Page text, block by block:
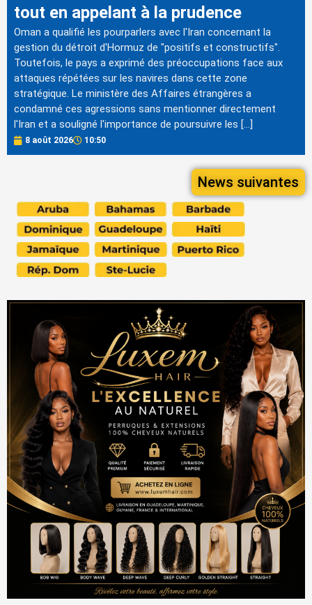
tout en appelant à la prudence
Oman a qualifié les pourparlers avec l'Iran concernant la
gestion du détroit d'Hormuz de "positifs et constructifs".
Toutefois, le pays a exprimé des préoccupations face aux
attaques répétées sur les navires dans cette zone
stratégique. Le ministère des Affaires étrangères a
condamné ces agressions sans mentionner directement
l'Iran et a souligné l'importance de poursuivre les […]
8 août 2026 10:50
News suivantes